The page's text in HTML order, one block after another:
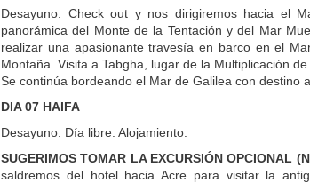
Desayuno. Check out y nos dirigiremos hacia el
panorámica del Monte de la Tentación y del Mar
realizar una apasionante travesía en barco en el
Montaña. Visita a Tabgha, lugar de la Multiplicación
Se continúa bordeando el Mar de Galilea con destino
DIA 07 HAIFA
Desayuno. Día libre. Alojamiento.
SUGERIMOS TOMAR LA EXCURSIÓN OPCIONAL
saldremos del hotel hacia Acre para visitar la